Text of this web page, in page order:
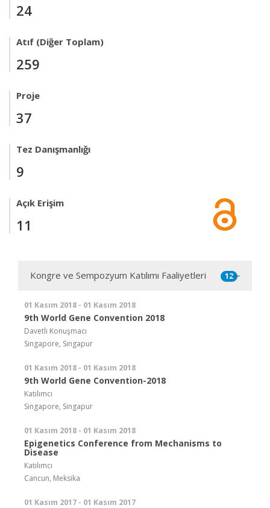
24
Atıf (Diğer Toplam)
259
Proje
37
Tez Danışmanlığı
9
Açık Erişim
11
Kongre ve Sempozyum Katılımı Faaliyetleri 12
01 Kasım 2018 - 01 Kasım 2018
9th World Gene Convention 2018
Davetli Konuşmacı
Singapore, Singapur
01 Kasım 2018 - 01 Kasım 2018
9th World Gene Convention-2018
Katılımcı
Singapore, Singapur
01 Kasım 2018 - 01 Kasım 2018
Epigenetics Conference from Mechanisms to
Disease
Katılımcı
Cancun, Meksika
01 Kasım 2017 - 01 Kasım 2017